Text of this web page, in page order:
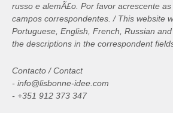
russo e alemÃ£o. Por favor acrescente
campos correspondentes. / This website
Portuguese, English, French, Russian
the descriptions in the correspondent
Contacto / Contact
- info@lisbonne-idee.com
- +351 912 373 347